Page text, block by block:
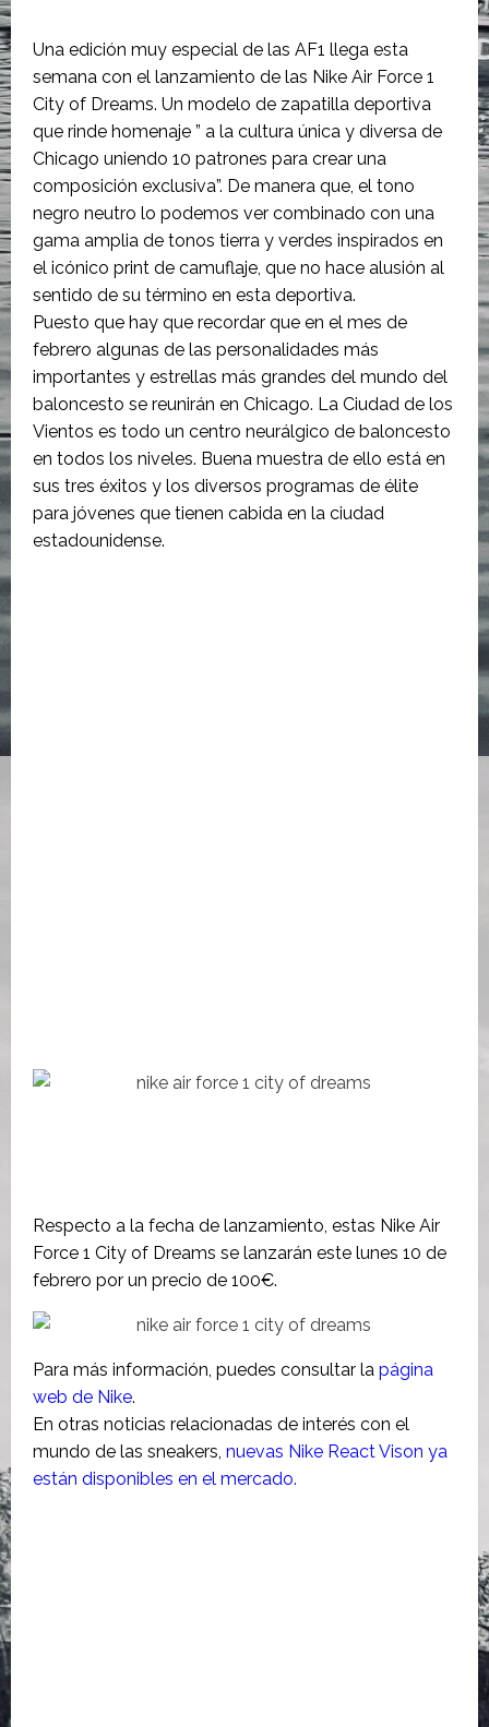
Una edición muy especial de las AF1 llega esta
semana con el lanzamiento de las Nike Air Force 1
City of Dreams. Un modelo de zapatilla deportiva
que rinde homenaje ” a la cultura única y diversa de
Chicago uniendo 10 patrones para crear una
composición exclusiva”. De manera que, el tono
negro neutro lo podemos ver combinado con una
gama amplia de tonos tierra y verdes inspirados en
el icónico print de camuflaje, que no hace alusión al
sentido de su término en esta deportiva.
Puesto que hay que recordar que en el mes de
febrero algunas de las personalidades más
importantes y estrellas más grandes del mundo del
baloncesto se reunirán en Chicago. La Ciudad de los
Vientos es todo un centro neurálgico de baloncesto
en todos los niveles. Buena muestra de ello está en
sus tres éxitos y los diversos programas de élite
para jóvenes que tienen cabida en la ciudad
estadounidense.
Respecto a la fecha de lanzamiento, estas Nike Air
Force 1 City of Dreams se lanzarán este lunes 10 de
febrero por un precio de 100€.
Para más información, puedes consultar la página
web de Nike.
En otras noticias relacionadas de interés con el
mundo de las sneakers, nuevas Nike React Vison ya
están disponibles en el mercado.